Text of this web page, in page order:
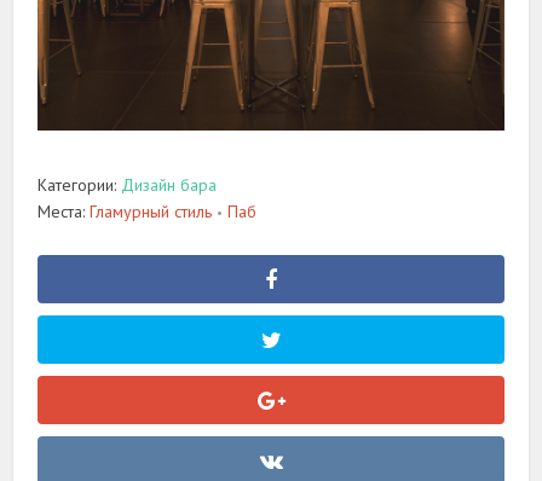
Категории: Дизайн бара
Места:Гламурный стиль • Паб